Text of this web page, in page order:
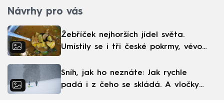
Návrhy pro vás
Žebříček nejhorších jídel světa.
Umístily se i tři české pokrmy, vévodí
Sníh, jak ho neznáte: Jak rychle
padá i z čeho se skládá. A vločky